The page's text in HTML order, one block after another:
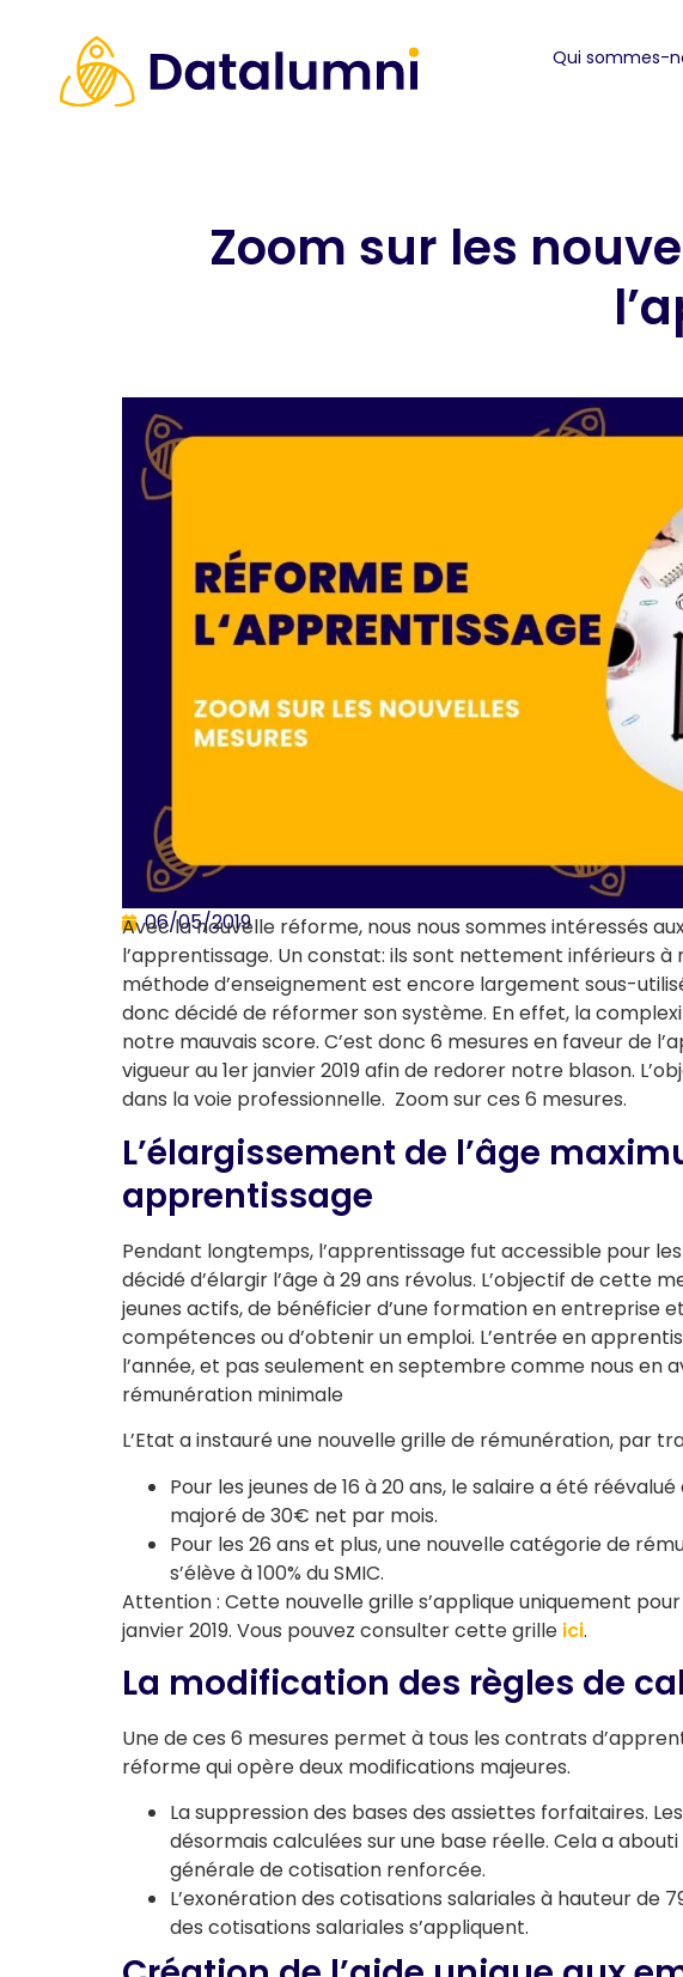
Qui sommes-
Zoom sur les
06/05/2019
Avec la nouvelle réforme, nous nous sommes intéressés
l’apprentissage. Un constat: ils sont nettement inférieurs à
méthode d’enseignement est encore largement sous-
donc décidé de réformer son système. En effet, la
notre mauvais score. C’est donc 6 mesures en faveur de
vigueur au 1er janvier 2019 afin de redorer notre blason.
dans la voie professionnelle. Zoom sur ces 6 mesures.
L’élargissement de l’âge
apprentissage
Pendant longtemps, l’apprentissage fut accessible pour les
décidé d’élargir l’âge à 29 ans révolus. L’objectif de cette
jeunes actifs, de bénéficier d’une formation en entreprise
compétences ou d’obtenir un emploi. L’entrée en
l’année, et pas seulement en septembre comme nous en
rémunération minimale
L’Etat a instauré une nouvelle grille de rémunération, par
Pour les jeunes de 16 à 20 ans, le salaire a été
majoré de 30€ net par mois.
Pour les 26 ans et plus, une nouvelle catégorie de
s’élève à 100% du SMIC.
Attention : Cette nouvelle grille s’applique uniquement
janvier 2019. Vous pouvez consulter cette grille ici.
La modification des règles de
Une de ces 6 mesures permet à tous les contrats
réforme qui opère deux modifications majeures.
La suppression des bases des assiettes forfaitaires.
désormais calculées sur une base réelle. Cela a
générale de cotisation renforcée.
L’exonération des cotisations salariales à hauteur de
des cotisations salariales s’appliquent.